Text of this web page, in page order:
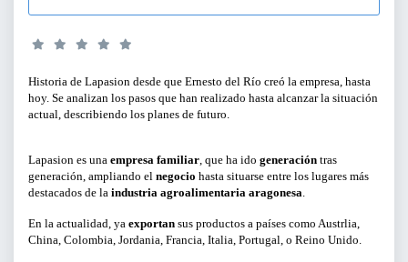
PARA PYMES
TIPO DE CONTENIDO:
CONFERENCIAS Y MESAS REDONDAS
Historia de Lapasion desde que Ernesto del Río creó la empresa, hasta
hoy. Se analizan los pasos que han realizado hasta alcanzar la situación
actual, describiendo los planes de futuro.
Lapasion es una empresa familiar , que ha ido generación tras
generación, ampliando el negocio hasta situarse entre los lugares más
destacados de la industria agroalimentaria aragonesa
En la actualidad, ya exportan sus productos a países como Austrlia,
China, Colombia, Jordania, Francia, Italia, Portugal, o Reino Unido.